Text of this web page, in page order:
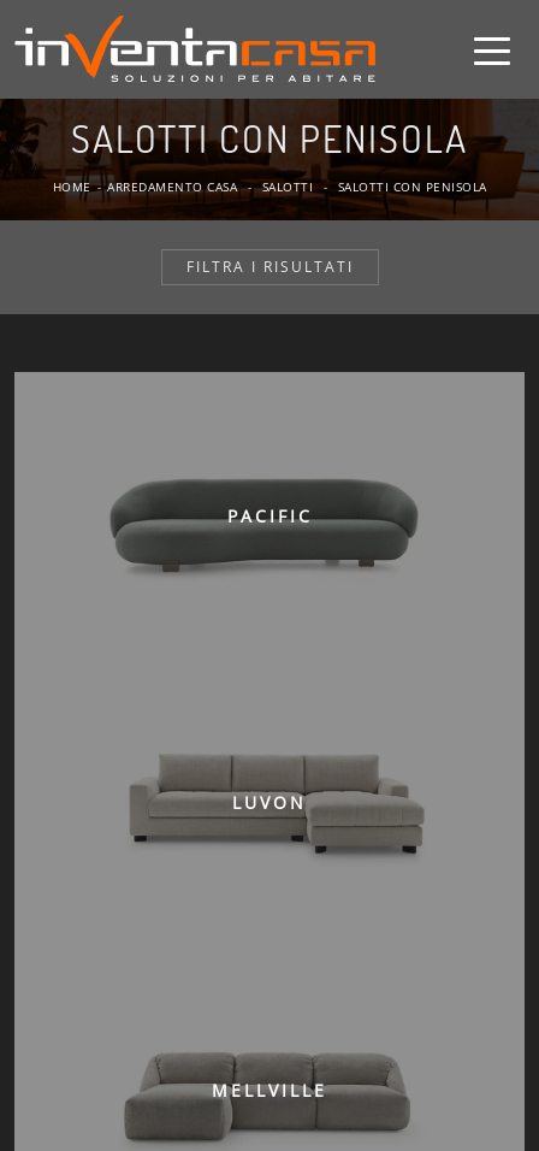
SALOTTI CON PENISOLA
HOME - ARREDAMENTO CASA - SALOTTI - SALOTTI CON PENISOLA
FILTRA I RISULTATI
PACIFIC
LUVON
MELLVILLE